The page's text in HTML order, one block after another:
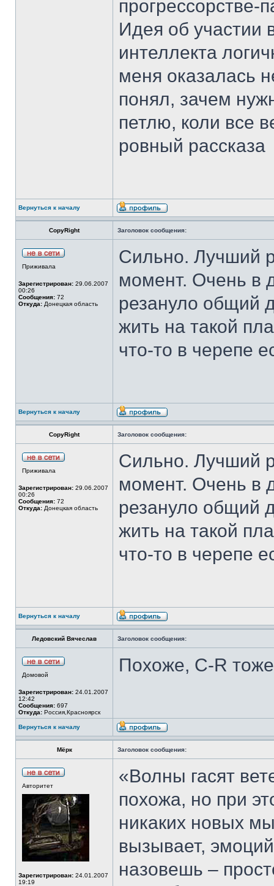
прогрессорстве-
Идея об участии
интеллекта
меня оказалась
понял, зачем
петлю, коли все
ровный рассказа
Вернуться к началу
CopyRight Заголовок сообщения:
Приживала
Зарегистрирован: 29.06.2007
00:26
Сообщения: 72
Откуда: Донецкая область
Сильно. Лучший
момент. Очень в
резануло общий
жить на такой
что-то в черепе
Вернуться к началу
CopyRight Заголовок сообщения:
Приживала
Зарегистрирован: 29.06.2007
00:26
Сообщения: 72
Откуда: Донецкая область
Сильно. Лучший
момент. Очень в
резануло общий
жить на такой
что-то в черепе
Вернуться к началу
Ледовский Вячеслав Заголовок сообщения:
Домовой
Зарегистрирован: 24.01.2007
12:42
Сообщения: 697
Откуда: Россия,Красноярск
Похоже, С-R
Вернуться к началу
Мёрк Заголовок сообщения:
Авторитет
Зарегистрирован: 24.01.2007
19:19
«Волны гасят
похожа, но при
никаких новых
вызывает,
назовешь –